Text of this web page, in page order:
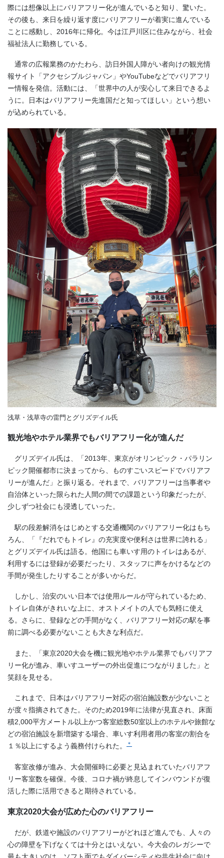
際には想像以上にバリアフリー化が進んでいると知り、驚いた。
その後も、来日を繰り返す度にバリアフリーが着実に進んでいる
ことに感動し、2016年に帰化。今は江戸川区に住みながら、社会
福祉法人に勤務している。
通常の広報業務のかたわら、訪日外国人障がい者向けの観光情
報サイト「アクセシブルジャパン」やYouTubeなどでバリアフリ
ー情報を発信。活動には、「世界中の人が安心して来日できるよ
うに。日本はバリアフリー先進国だと知ってほしい」という想い
が込められている。
浅草・浅草寺の雷門とグリズデイル氏
観光地やホテル業界でもバリアフリー化が進んだ
グリズデイル氏は、「2013年、東京がオリンピック・パラリン
ピック開催都市に決まってから、ものすごいスピードでバリアフ
リーが進んだ」と振り返る。それまで、バリアフリーは当事者や
自治体といった限られた人間の間での課題という印象だったが、
少しずつ社会にも浸透していった。
駅の段差解消をはじめとする交通機関のバリアフリー化はもち
ろん、「『だれでもトイレ』の充実度や便利さは世界に誇れる」
とグリズデイル氏は語る。他国にも車いす用のトイレはあるが、
利用するには登録が必要だったり、スタッフに声をかけるなどの
手間が発生したりすることが多いからだ。
しかし、治安のいい日本では使用ルールが守られているため、
トイレ自体がきれいな上に、オストメイトの人でも気軽に使え
る。さらに、登録などの手間がなく、バリアフリー対応の駅を事
前に調べる必要がないことも大きな利点だ。
また、「東京2020大会を機に観光地やホテル業界でもバリアフ
リー化が進み、車いすユーザーの外出促進につながりました」と
笑顔を見せる。
これまで、日本はバリアフリー対応の宿泊施設数が少ないこと
が度々指摘されてきた。そのため2019年に法律が見直され、床面
積2,000平方メートル以上かつ客室総数50室以上のホテルや旅館な
どの宿泊施設を新増築する場合、車いす利用者用の客室の割合を
１％以上にするよう義務付けられた。
＊
客室改修が進み、大会開催時に必要と見込まれていたバリアフ
リー客室数を確保。今後、コロナ禍が終息してインバウンドが復
活した際に活用できると期待されている。
東京2020大会が広めた心のバリアフリー
だが、鉄道や施設のバリアフリーがどれほど進んでも、人々の
心の障壁を下げなくては十分とはいえない。今大会のレガシーで